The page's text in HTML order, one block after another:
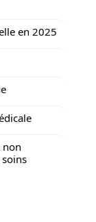
en 2025
non